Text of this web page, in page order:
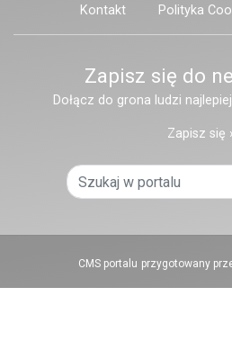
Kontakt Polityka
Zapisz się do
Dołącz do grona ludzi
Zapisz się
CMS portalu przygotowany